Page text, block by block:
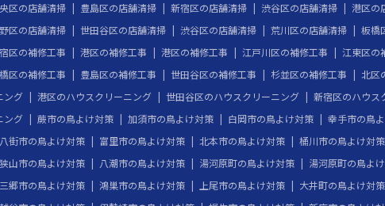
区の店舗清掃 豊島区の店舗清掃 新宿区の店舗清掃 渋谷区の店舗清掃 港区の
区の店舗清掃 世田谷区の店舗清掃 渋谷区の店舗清掃 荒川区の店舗清掃 板橋
区の補修工事 港区の補修工事 港区の補修工事 江戸川区の補修工事 江東区の
区の補修工事 豊島区の補修工事 世田谷区の補修工事 杉並区の補修工事 北区
ング
港区のハウスクリーニング 世田谷区のハウスクリーニング 新宿区のハウス
ング
蕨市の鳥よけ対策 加須市の鳥よけ対策 白岡市の鳥よけ対策 幸手市の鳥
八街市の鳥よけ対策 富里市の鳥よけ対策 北本市の鳥よけ対策 桶川市の鳥よけ対策
狭山市の鳥よけ対策 八潮市の鳥よけ対策 湯河原町の鳥よけ対策 湯河原町の鳥よ
三郷市の鳥よけ対策 鴻巣市の鳥よけ対策 上尾市の鳥よけ対策 大井町の鳥よけ対策